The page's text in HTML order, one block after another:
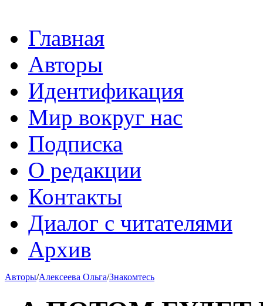
Главная
Авторы
Идентификация
Мир вокруг нас
Подписка
О редакции
Контакты
Диалог с читателями
Архив
Авторы/Алексеева Ольга/Знакомтесь